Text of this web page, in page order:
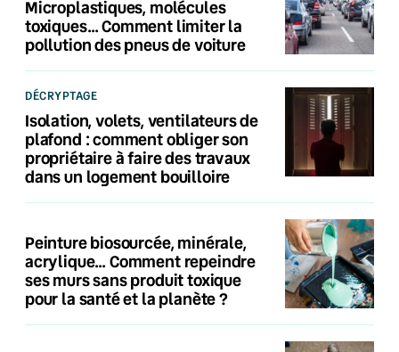
Microplastiques, molécules
toxiques… Comment limiter la
pollution des pneus de voiture
DÉCRYPTAGE
Isolation, volets, ventilateurs de
plafond : comment obliger son
propriétaire à faire des travaux
dans un logement bouilloire
Peinture biosourcée, minérale,
acrylique… Comment repeindre
ses murs sans produit toxique
pour la santé et la planète ?